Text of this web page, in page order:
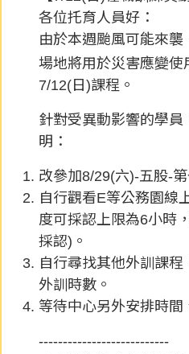
各位托育人員好：
由於本週颱風可能來
場地將用於災害應變使
7/12(日)課程。
針對受異動影響的學
明：
改參加8/29(六)-五股-第
自行觀看E等公務園
度可採認上限為6小時
採認)。
自行尋找其他外訓課
外訓時數。
等待中心另外安排時間
---------------------------